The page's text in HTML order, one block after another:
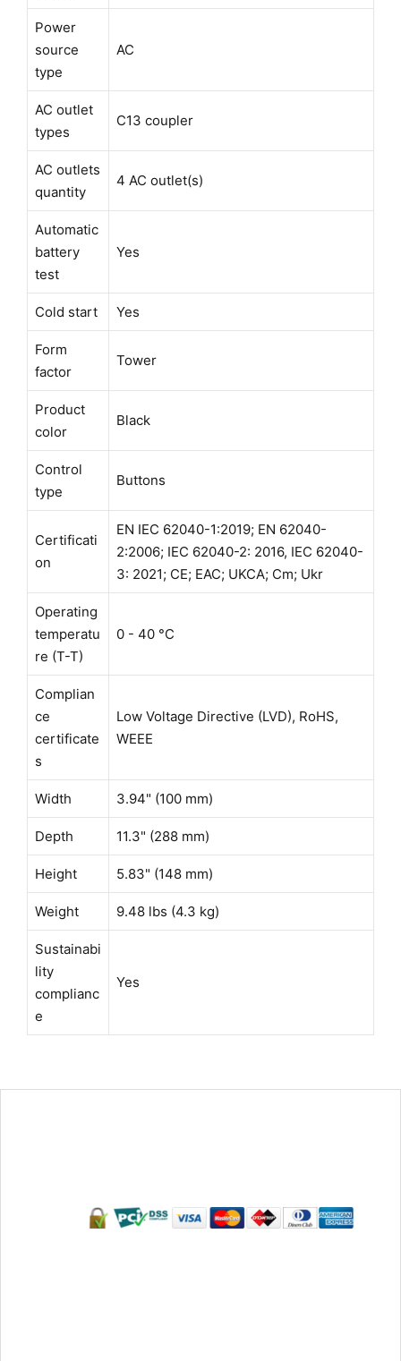
Power
source
type
AC
AC outlet
types
C13 coupler
AC outlets
quantity
4 AC outlet(s)
Automatic
battery
test
Yes
Cold start Yes
Form
factor
Tower
Product
color
Black
Control
type
Buttons
Certificati
on
EN IEC 62040-1:2019; EN 62040-
2:2006; IEC 62040-2: 2016, IEC 62040-
3: 2021; CE; EAC; UKCA; Cm; Ukr
Operating
temperatu
re (T-T)
0 - 40 °C
Complian
ce
certificate
s
Low Voltage Directive (LVD), RoHS,
WEEE
Width 3.94" (100 mm)
Depth 11.3" (288 mm)
Height 5.83" (148 mm)
Weight 9.48 lbs (4.3 kg)
Sustainabi
lity
complianc
e
Yes